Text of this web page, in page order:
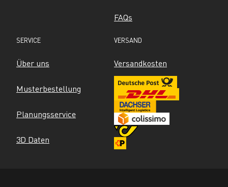
FAQs
SERVICE
Über uns
Musterbestellung
Planungsservice
3D Daten
VERSAND
Versandkosten